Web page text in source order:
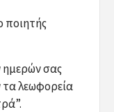
ποιητής
ημερών σας
τα λεωφορεία